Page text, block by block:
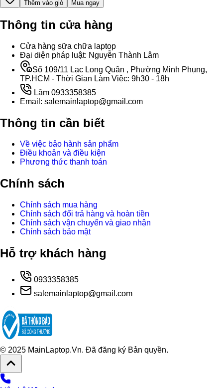
Thêm vào giỏ Mua ngay
Thông tin cửa hàng
Cửa hàng sữa chữa laptop
Đại diện pháp luật: Nguyễn Thành Lâm
Số 109/11 Lạc Long Quân , Phường Minh Phụng,
TP.HCM - Thời Gian Làm Việc: 9h30 - 18h
Lâm 0933358385
Email: salemainlaptop@gmail.com
Thông tin cần biết
Về việc bảo hành sản phẩm
Điều khoản và điều kiện
Phương thức thanh toán
Chính sách
Chính sách mua hàng
Chính sách đổi trả hàng và hoàn tiền
Chính sách vận chuyển và giao nhận
Chính sách bảo mật
Hỗ trợ khách hàng
0933358385
salemainlaptop@gmail.com
© 2025 MainLaptop.Vn. Đã đăng ký Bản quyền.